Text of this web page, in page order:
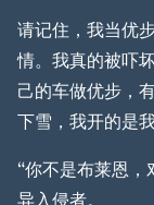
请记住，我当优
情。我真的被吓
己的车做优步，
下雪，我开的是
“你不是布莱恩
异入侵者。